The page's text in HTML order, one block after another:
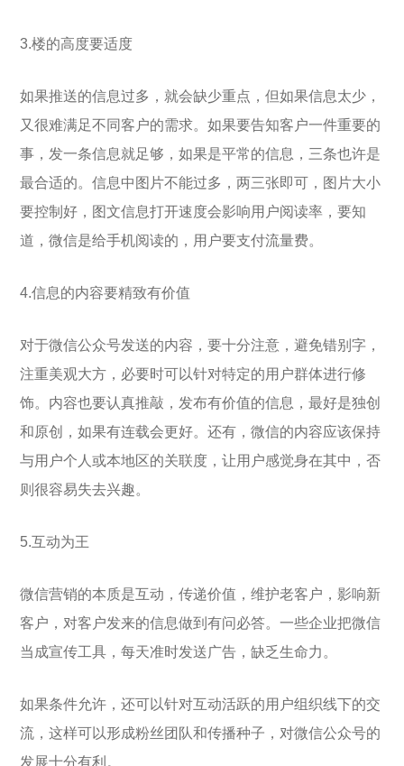
3.楼的高度要适度
如果推送的信息过多，就会缺少重点，但如果信息太少，
又很难满足不同客户的需求。如果要告知客户一件重要的
事，发一条信息就足够，如果是平常的信息，三条也许是
最合适的。信息中图片不能过多，两三张即可，图片大小
要控制好，图文信息打开速度会影响用户阅读率，要知
道，微信是给手机阅读的，用户要支付流量费。
4.信息的内容要精致有价值
对于微信公众号发送的内容，要十分注意，避免错别字，
注重美观大方，必要时可以针对特定的用户群体进行修
饰。内容也要认真推敲，发布有价值的信息，最好是独创
和原创，如果有连载会更好。还有，微信的内容应该保持
与用户个人或本地区的关联度，让用户感觉身在其中，否
则很容易失去兴趣。
5.互动为王
微信营销的本质是互动，传递价值，维护老客户，影响新
客户，对客户发来的信息做到有问必答。一些企业把微信
当成宣传工具，每天准时发送广告，缺乏生命力。
如果条件允许，还可以针对互动活跃的用户组织线下的交
流，这样可以形成粉丝团队和传播种子，对微信公众号的
发展十分有利。